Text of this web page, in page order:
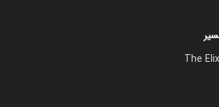
The